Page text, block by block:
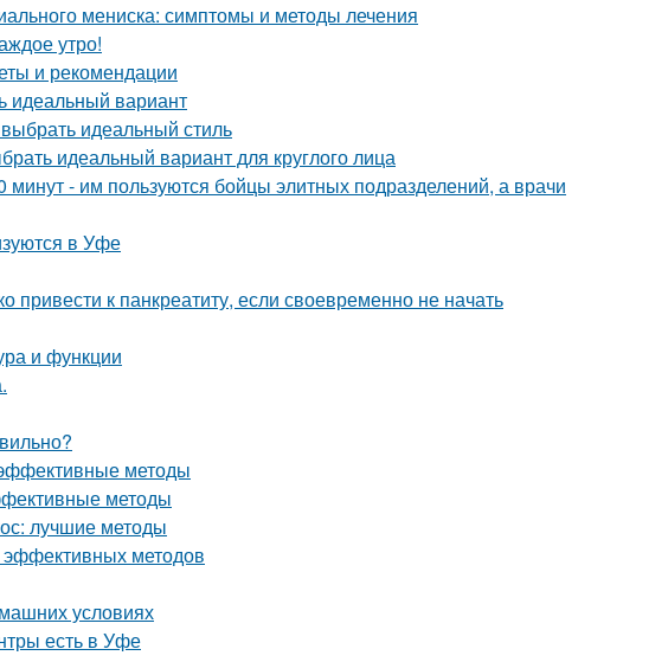
мениска: симптомы и методы лечения
утро!
и рекомендации
идеальный вариант
идеальный стиль
идеальный вариант для круглого лица
минут - им пользуются бойцы элитных подразделений, а врачи
в Уфе
привести к панкреатиту, если своевременно не начать
и функции
методы
методы
лучшие методы
эффективных методов
условиях
есть в Уфе